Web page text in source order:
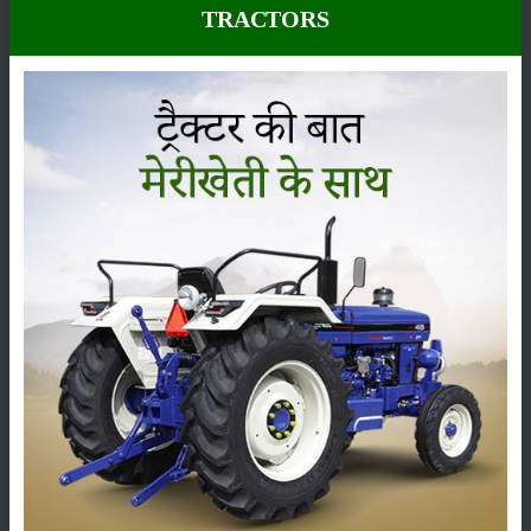
ਵਰਮੀ ਕੰਪੋਸਟ ਬਣਨ ਦੀ ਵਿਧੀ:
ਕਚਰੇ ਤੋਂ ਖਾਦ ਤਿਆਰ ਕਰਨੀ ਹੈ ਜਿਸ ਵਿੱਚੋਂ ਕੱਚ-ਪੱਥਰ, ਧਾਤੂ ਦੇ ਟੁਕੜੇ ਚੰਗੀ ਤਰ੍ਹਾਂ
ਵੱਖ ਕਰਕੇ ਇਸ ਦੇ ਬਾਅਦ ਵਰਮੀ ਕੰਪੋਸਟ ਤਿਆਰ ਕਰਨ ਲਈ 10x4 ਫੁੱਟ ਦਾ
ਪਲੇਟਫਾਰਮ ਧਰਤੀ ਤੋਂ 6 ਤੋਂ 12 ਇੰਚ ਤੱਕ ਉੱਚਾ ਤਿਆਰ ਕੀਤਾ ਜਾਂਦਾ ਹੈ। ਇਸ
ਪਲੇਟਫਾਰਮ 'ਤੇ ਛਾਂ ਲਈ ਝੋਪੜੀ ਅਤੇ ਦੋ ਰੱਦੇ ਇੱਟ ਲਗਾਉਣੇ, ਪਲੇਟਫਾਰਮ 'ਤੇ ਸੁੱਕਾ
(ਗਾਰਬੇਜ) ਵਿਛਾ ਕੇ ਝੋਪੜੀਨੁਮਾ ਆਕਾਰ ਦੇ ਕੇ ਅਧਪੱਕੀ ਖਾਦ ਬਣਾਈ ਜਾਂਦੀ ਹੈ। ਦਸ
ਤੋਂ ਪੰਦਰਾਂ ਦਿਨ ਤੱਕ ਝਾਰੇ ਨਾਲ ਸਿੰਚਾਈ ਕਰਨ ਨਾਲ ਖਾਦ ਦਾ ਤਾਪਮਾਨ ਘਟਦਾ ਹੈ।
100 ਵਰਗ ਫੁੱਟ ਵਿੱਚ 10,000 ਕੇਂਚੂਏ ਛੱਡੇ ਜਾਂਦੇ ਹਨ। ਕੇਂਚੂਏ ਛੱਡਣ ਦੇ ਬਾਅਦ, ਟਾਂਕੇ
ਨੂੰ ਜੂਟ ਦੇ ਬੋਰੇ ਨਾਲ ਢੱਕ ਦਿੱਤਾ ਜਾਂਦਾ ਹੈ ਅਤੇ ਚਾਰ ਦਿਨ ਤੱਕ ਝਾਰੇ ਨਾਲ ਸਿੰਚਾਈ
ਕੀਤੀ ਜਾਂਦੀ ਹੈ ਤਾਂ ਕਿ 45-50% ਨਮੀ ਬਨੀ ਰਹੇ। ਧਿਆਨ ਰੱਖੋ ਕਿ ਵੱਧ ਗੀਲਾਪਣ
ਹਵਾ ਨੂੰ ਬੰਦ ਕਰ ਦੇਵੇਗਾ, ਜਿਸ ਨਾਲ ਸੂਕਸ਼ਮ ਜੀਵਾਣੂ ਅਤੇ ਕੇਂਚੂ ਮਰ ਜਾਣਗੇ ਜਾਂ ਕੰਮ
ਨਹੀਂ ਕਰ ਪਾਉਣਗੇ।
TRACTORS